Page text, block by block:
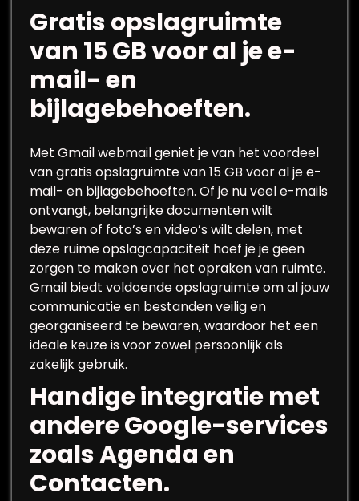
Gratis opslagruimte
van 15 GB voor al je e-
mail- en
bijlagebehoeften.
Met Gmail webmail geniet je van het voordeel
van gratis opslagruimte van 15 GB voor al je e-
mail- en bijlagebehoeften. Of je nu veel e-mails
ontvangt, belangrijke documenten wilt
bewaren of foto’s en video’s wilt delen, met
deze ruime opslagcapaciteit hoef je je geen
zorgen te maken over het opraken van ruimte.
Gmail biedt voldoende opslagruimte om al jouw
communicatie en bestanden veilig en
georganiseerd te bewaren, waardoor het een
ideale keuze is voor zowel persoonlijk als
zakelijk gebruik.
Handige integratie met
andere Google-services
zoals Agenda en
Contacten.